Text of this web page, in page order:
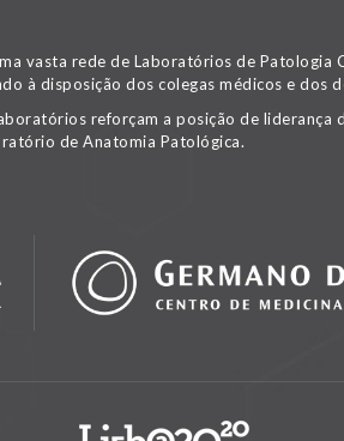
vasta rede de Laboratórios de
à disposição dos colegas médicos e dos
reforçam a posição de
de Anatomia Patológica.